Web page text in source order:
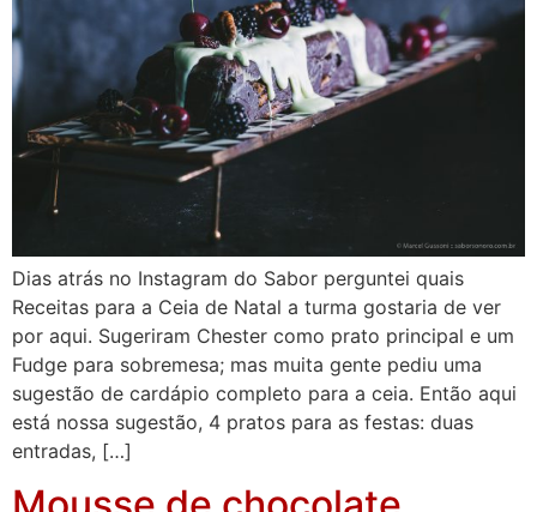
Dias atrás no Instagram do Sabor perguntei quais
Receitas para a Ceia de Natal a turma gostaria de ver
por aqui. Sugeriram Chester como prato principal e um
Fudge para sobremesa; mas muita gente pediu uma
sugestão de cardápio completo para a ceia. Então aqui
está nossa sugestão, 4 pratos para as festas: duas
entradas, […]